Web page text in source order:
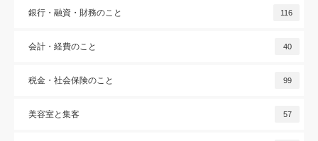
銀行・融資・財務のこと 116
会計・経費のこと 40
税金・社会保険のこと 99
美容室と集客 57